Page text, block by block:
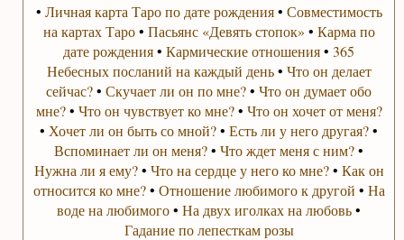
• Личная карта Таро по дате рождения• Совместимость
на картах Таро• Пасьянс «Девять стопок» • Карма по
дате рождения•Кармические отношения•365
Небесных посланий на каждый день• Что он делает
сейчас?•Скучает ли он по мне?•Что он думает обо
мне?• Что он чувствует ко мне?• Что он хочет от меня?
• Хочет ли он быть со мной?•Есть ли у него другая?•
Вспоминает ли он меня?•Что ждет меня с ним?•
Нужна ли я ему?• Что на сердце у него ко мне?• Как он
относится ко мне?• Отношение любимого к другой • На
воде на любимого•На двух иголках на любовь•
Гадание по лепесткам розы